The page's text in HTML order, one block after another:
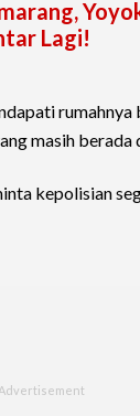
Lagi!
masih berada
kepolisian